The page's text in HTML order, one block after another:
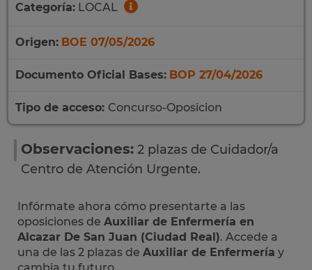
Categoría: LOCAL
Origen: BOE 07/05/2026
Documento Oficial Bases: BOP 27/04/2026
Tipo de acceso: Concurso-Oposicion
Observaciones: 2 plazas de Cuidador/a
Centro de Atención Urgente.
Infórmate ahora cómo presentarte a las
oposiciones de Auxiliar de Enfermería en
Alcazar De San Juan (Ciudad Real). Accede a
una de las 2 plazas de Auxiliar de Enfermería y